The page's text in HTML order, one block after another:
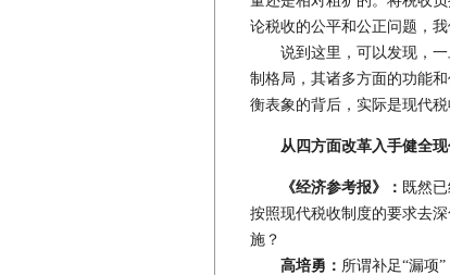
论税收的公平和公正问题，
说到这里，可以发现，一
制格局，其诸多方面的功能
衡表象的背后，实际是现代税
从四方面改革入手健全现
《经济参考报》： 既然
按照现代税收制度的要求去
施？
高培勇： 所谓补足“漏项